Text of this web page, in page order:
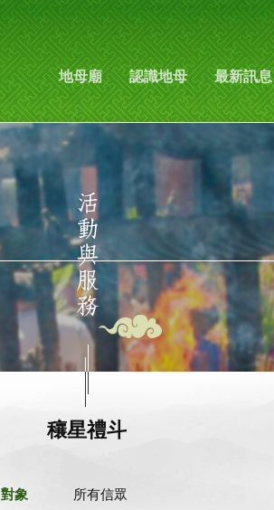
地母廟 認識地母 最新訊息
穰星禮斗
對象 所有信眾